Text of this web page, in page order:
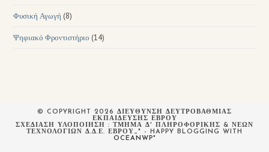
Φυσική Αγωγή (8)
Ψηφιακό Φροντιστήριο (14)
© COPYRIGHT 2026 ΔΙΕΥΘΥΝΣΗ ΔΕΥΤΡΟΒΑΘΜΙΑΣ
ΕΚΠΑΙΔΕΥΣΗΣ ΕΒΡΟΥ
ΣΧΕΔΙΆΣΗ ΥΛΟΠΟΊΗΣΗ : ΤΜΉΜΑ Δ' ΠΛΗΡΟΦΟΡΙΚΉΣ & ΝΈΩΝ
ΤΕΧΝΟΛΟΓΙΏΝ Δ.Δ.Ε. ΈΒΡΟΥ_" - HAPPY BLOGGING WITH
OCEANWP"